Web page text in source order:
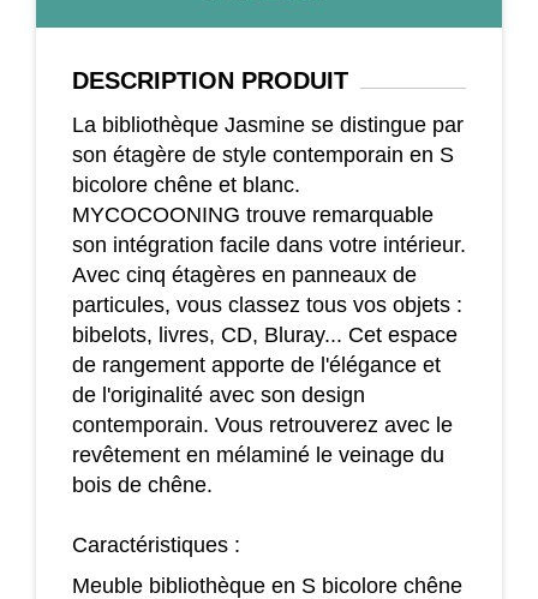
DESCRIPTION PRODUIT
La bibliothèque Jasmine se distingue par
son étagère de style contemporain en S
bicolore chêne et blanc.
MYCOCOONING trouve remarquable
son intégration facile dans votre intérieur.
Avec cinq étagères en panneaux de
particules, vous classez tous vos objets :
bibelots, livres, CD, Bluray... Cet espace
de rangement apporte de l'élégance et
de l'originalité avec son design
contemporain. Vous retrouverez avec le
revêtement en mélaminé le veinage du
bois de chêne.
Caractéristiques :
Meuble bibliothèque en S bicolore chêne